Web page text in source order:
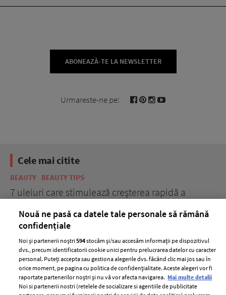
ABONEAZĂ-TE LA NEWSLETTER
Urmareste-ne pe:
Cele mai citite
BEAUTY BEAUTY TIPS
7 uleiuri care stimulează creșterea rapidă a
Nouă ne pasă ca datele tale personale să rămână
confidențiale
Noi și partenerii noștri594stocăm și/sau accesăm informații pe dispozitivul
dvs., precum identificatorii cookie unici pentru prelucrarea datelor cu caracter
personal. Puteți accepta sau gestiona alegerile dvs. făcând clic mai jos sau în
orice moment, pe pagina cu politica de confidențialitate. Aceste alegeri vor fi
raportate partenerilor noștri și nu vă vor afecta navigarea. Mai multe detalii
Noi si partenerii nostri (retelele de socializare si agentiile de publicitate